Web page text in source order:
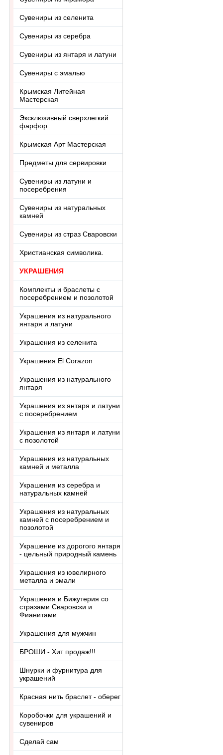
Сувениры из селенита
Сувениры из серебра
Сувениры из янтаря и латуни
Сувениры с эмалью
Крымская Литейная
Мастерская
Эксклюзивный сверхлегкий
фарфор
Крымская Арт Мастерская
Предметы для сервировки
Сувениры из латуни и
посеребрения
Сувениры из натуральных
камней
Сувениры из страз Сваровски
Христианская символика.
УКРАШЕНИЯ
Комплекты и браслеты с
посеребрением и позолотой
Украшения из натурального
янтаря и латуни
Украшения из селенита
Украшения El Corazon
Украшения из натурального
янтаря
Украшения из янтаря и латуни
с посеребрением
Украшения из янтаря и латуни
с позолотой
Украшения из натуральных
камней и металла
Украшения из серебра и
натуральных камней
Украшения из натуральных
камней с посеребрением и
позолотой
Украшение из дорогого янтаря
- цельный природный камень
Украшения из ювелирного
металла и эмали
Украшения и Бижутерия со
стразами Сваровски и
Фианитами
Украшения для мужчин
БРОШИ - Хит продаж!!!
Шнурки и фурнитура для
украшений
Красная нить браслет - оберег
Коробочки для украшений и
сувениров
Сделай сам